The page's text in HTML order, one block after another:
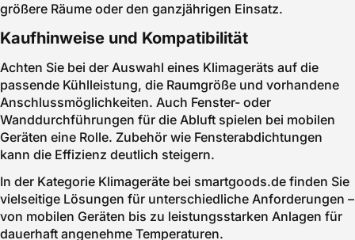
größere Räume oder den ganzjährigen Einsatz.
Kaufhinweise und Kompatibilität
Achten Sie bei der Auswahl eines Klimageräts auf die
passende Kühlleistung, die Raumgröße und vorhandene
Anschlussmöglichkeiten. Auch Fenster- oder
Wanddurchführungen für die Abluft spielen bei mobilen
Geräten eine Rolle. Zubehör wie Fensterabdichtungen
kann die Effizienz deutlich steigern.
In der Kategorie Klimageräte bei smartgoods.de finden Sie
vielseitige Lösungen für unterschiedliche Anforderungen –
von mobilen Geräten bis zu leistungsstarken Anlagen für
dauerhaft angenehme Temperaturen.